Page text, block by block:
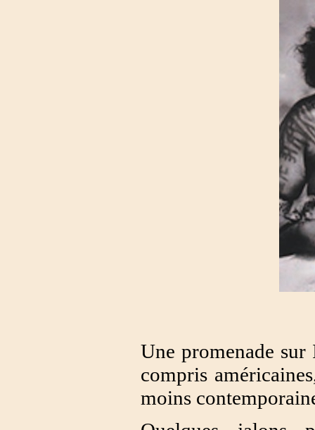
Une promenade sur
compris
moins